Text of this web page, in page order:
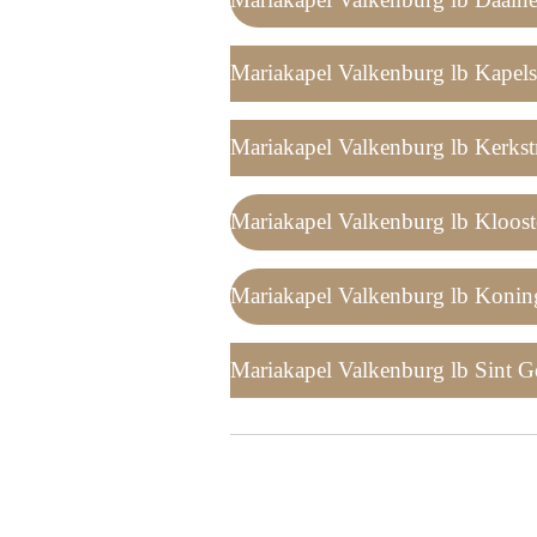
Mariakapel Valkenburg lb
Mariakapel Valkenburg lb
Mariakapel Valkenburg lb
Mariakapel Valkenburg lb
Mariakapel Valkenburg lb Sint